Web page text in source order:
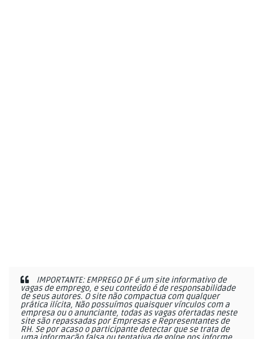
IMPORTANTE: EMPREGO DF é um site informativo de
vagas de emprego, e seu conteúdo é de responsabilidade
de seus autores. O site não compactua com qualquer
prática ilícita, Não possuímos quaisquer vínculos com a
empresa ou o anunciante, todas as vagas ofertadas neste
site são repassadas por Empresas e Representantes de
RH. Se por acaso o participante detectar que se trata de